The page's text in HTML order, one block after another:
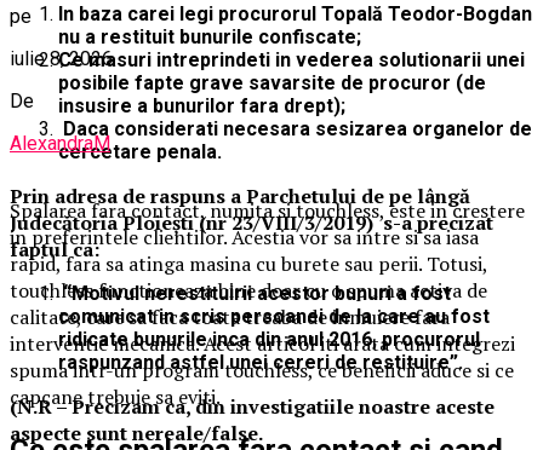
In baza carei legi procurorul Topală Teodor-Bogdan
nu a restituit bunurile confiscate;
Ce masuri intreprindeti in vederea solutionarii unei
posibile fapte grave savarsite de procuror (de
insusire a bunurilor fara drept);
Daca considerati necesara sesizarea organelor de
cercetare penala.
Prin adresa de raspuns a Parchetului de pe lângă
Judecătoria Ploiești (nr 23/VIII/3/2019) s-a precizat
faptul ca:
“Motivul nerestituirii acestor bunuri a fost
comunicat in scris persoanei de la care au fost
ridicate bunurile inca din anul 2016, procurorul
raspunzand astfel unei cereri de restituire”.
(N.R – Precizam ca, din investigatiile noastre aceste
aspecte sunt nereale/false.
pe
iulie 8, 2026
De
AlexandraM
Spalarea fara contact, numita si touchless, este in crestere
in preferintele clientilor. Acestia vor sa intre si sa iasa
rapid, fara sa atinga masina cu burete sau perii. Totusi,
touchless functioneaza bine doar cu o spuma activa de
calitate, care sa faca toata treaba de inmuiere fara
interventie mecanica. Acest articol iti arata cum integrezi
spuma intr-un program touchless, ce beneficii aduce si ce
capcane trebuie sa eviti.